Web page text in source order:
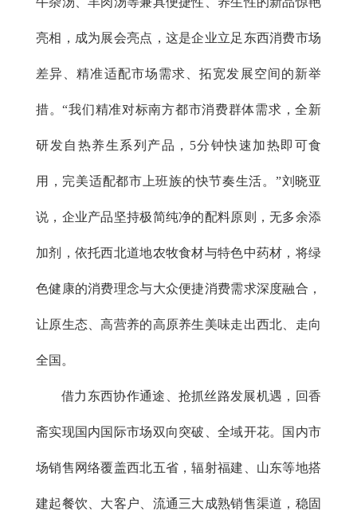
亮相，成为展会亮点，这是企业立足东西消费市场
差异、精准适配市场需求、拓宽发展空间的新举
措。“我们精准对标南方都市消费群体需求，全新
研发自热养生系列产品，5分钟快速加热即可食
用，完美适配都市上班族的快节奏生活。”刘晓亚
说，企业产品坚持极简纯净的配料原则，无多余添
加剂，依托西北道地农牧食材与特色中药材，将绿
色健康的消费理念与大众便捷消费需求深度融合，
让原生态、高营养的高原养生美味走出西北、走向
全国。
借力东西协作通途、抢抓丝路发展机遇，回香
斋实现国内国际市场双向突破、全域开花。国内市
场销售网络覆盖西北五省，辐射福建、山东等地搭
建起餐饮、大客户、流通三大成熟销售渠道，稳固